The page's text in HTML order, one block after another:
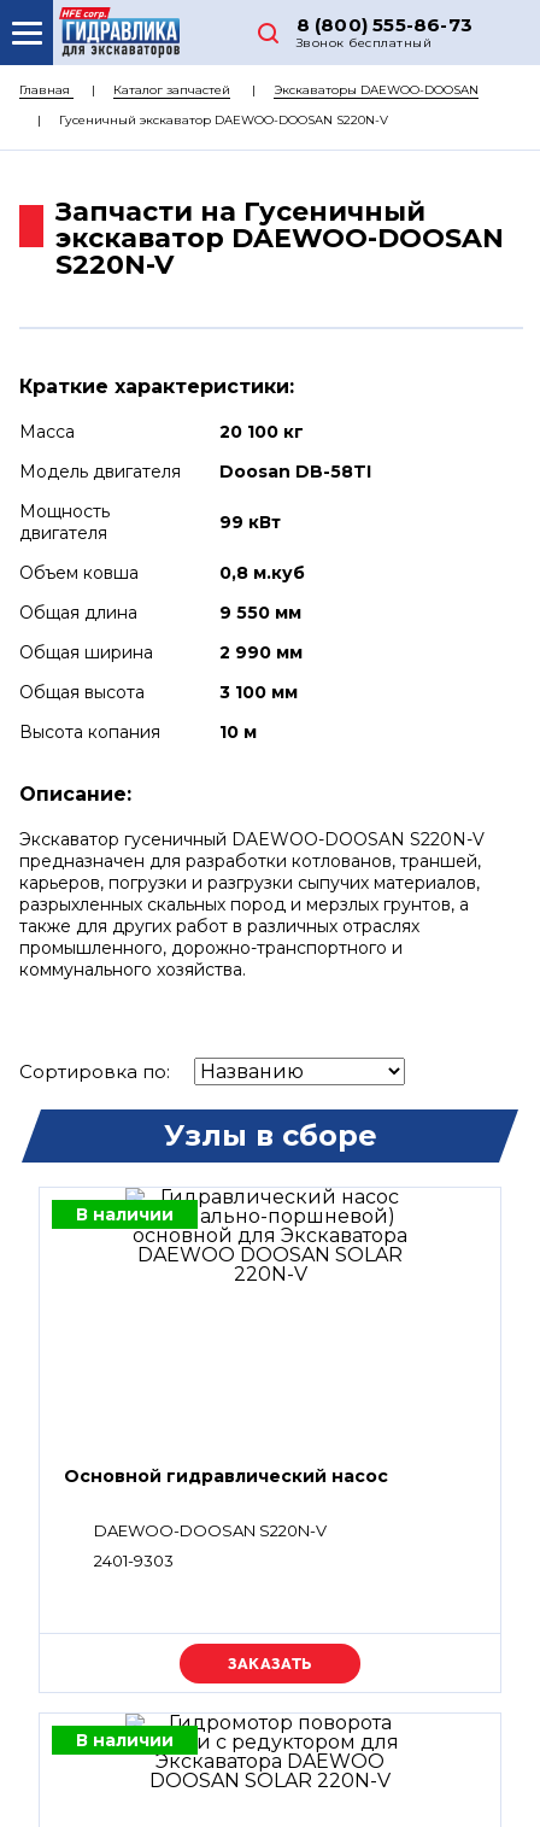
8 (800) 555-86-73
Звонок бесплатный
О НАС
КАТАЛОГ ЗАПЧАСТЕЙ
ДОСТАВКА
Главная Каталог запчастей
Экскаваторы DAEWOO-DOOSAN
Гусеничный экскаватор DAEWOO-DOOSAN S220N-V
Запчасти на Гусеничный
экскаватор DAEWOO-DOOSAN
S220N-V
Краткие характеристики:
Масса
20 100 кг
Модель двигателя
Doosan DB-58TI
Мощность
двигателя
99 кВт
Объем ковша
0,8 м.куб
Общая длина
9 550 мм
Общая ширина
2 990 мм
Общая высота
3 100 мм
Высота копания
10 м
Описание:
Экскаватор гусеничный DAEWOO-DOOSAN S220N-V
предназначен для разработки котлованов, траншей,
карьеров, погрузки и разгрузки сыпучих материалов,
разрыхленных скальных пород и мерзлых грунтов, а
также для других работ в различных отраслях
промышленного, дорожно-транспортного и
коммунального хозяйства.
Сортировка по:
Узлы в сборе
В наличии
Основной гидравлический насос
DAEWOO-DOOSAN S220N-V
2401-9303
Уточняйте цену
В наличии